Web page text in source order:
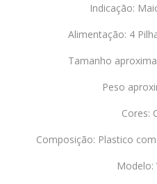
Indicação:
Alimentação: 4
Tamanho
Peso
Cores:
Composição: Plastico
Modelo: